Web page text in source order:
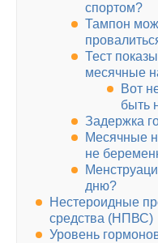
спортом?
Тампон
Тест
месячные
Вот
быть
Задержка
Месячные
не
дню?
Нестероидные
средства (НПВС)
Уровень